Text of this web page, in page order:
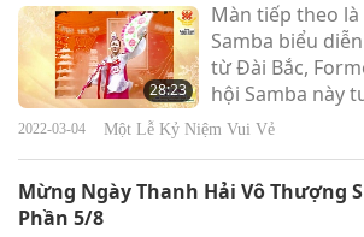
28:23
Màn tiếp theo
Samba biểu
từ Đài Bắc,
hội Samba này
chúng ta, các
đã được giải
2022-03-04 Một Lễ Kỷ Niệm Vui Vẻ
Mừng Ngày Thanh Hải Vô Thượng
Phần 5/8